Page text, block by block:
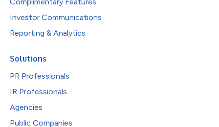
Investor Communications
Reporting & Analytics
Solutions
PR Professionals
IR Professionals
Agencies
Public Companies